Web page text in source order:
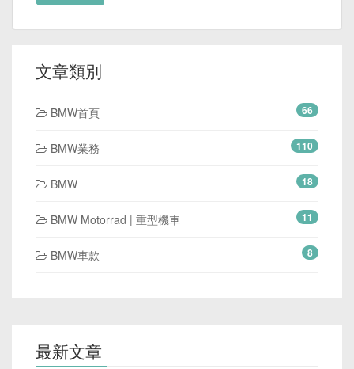
文章類別
BMW首頁 66
BMW業務 110
BMW 18
BMW Motorrad | 重型機車 11
BMW車款 8
最新文章